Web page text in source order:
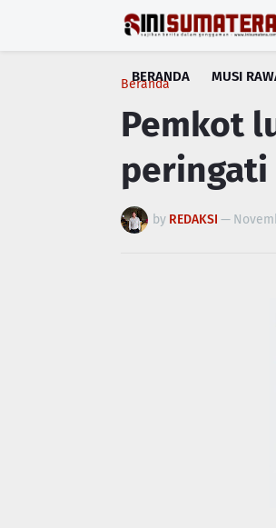
BERANDA MUSI
Beranda
Pemkot
peringati
by REDAKSI —